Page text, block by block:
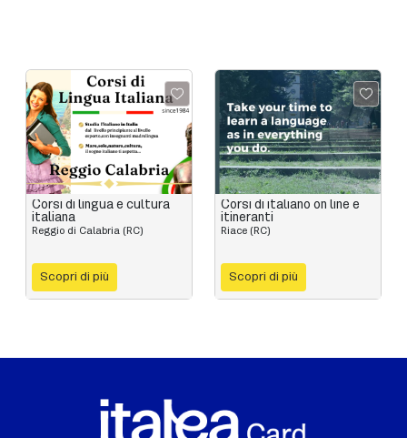
Corsi di lingua e cultura
italiana
Reggio di Calabria (RC)
Scopri di più
Corsi di italiano on line e
itineranti
Riace (RC)
Scopri di più